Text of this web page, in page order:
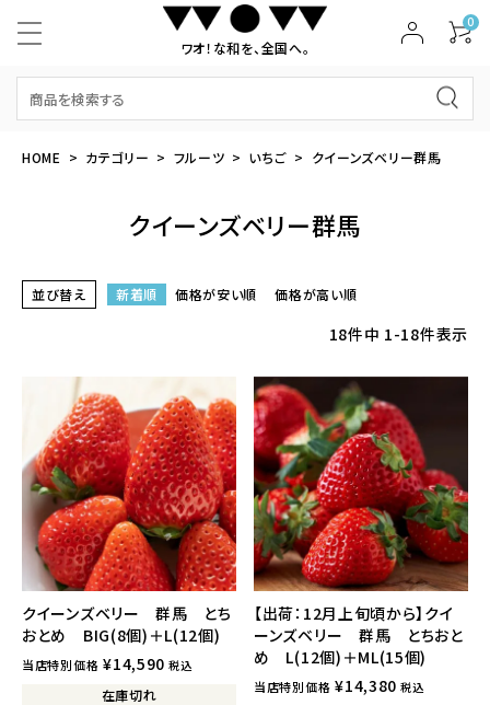
ワオ！な和を、全国へ。
0
HOME カテゴリー フルーツ いちご クイーンズベリー群馬
クイーンズベリー群馬
並び替え 新着順 価格が安い順 価格が高い順
18件中 1-18件表示
クイーンズベリー 群馬 とち
おとめ BIG(8個)＋L(12個)
当店特別価格 ¥14,590 税込
在庫切れ
【出荷：12月上旬頃から】クイ
ーンズベリー 群馬 とちおと
め L(12個)＋ML(15個)
当店特別価格 ¥14,380 税込